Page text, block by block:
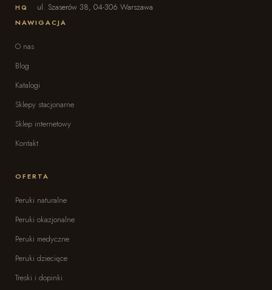
HQ ul. Szaserów 38, 04-306 Warszawa
NAWIGACJA
O nas
Blog
Katalogi
Sklepy stacjonarne
Sklep internetowy
Kontakt
OFERTA
Peruki naturalne
Peruki okazjonalne
Peruki medyczne
Peruki dziecięce
Treski i dopinki